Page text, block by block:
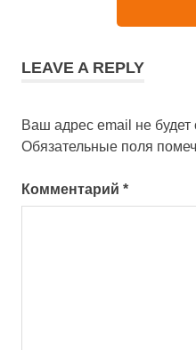
LEAVE A REPLY
Ваш адрес email не будет
Обязательные поля
Комментарий *